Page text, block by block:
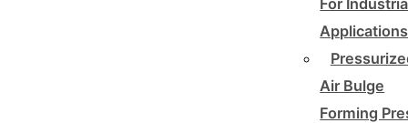
Applications
Air Bulge
Forming